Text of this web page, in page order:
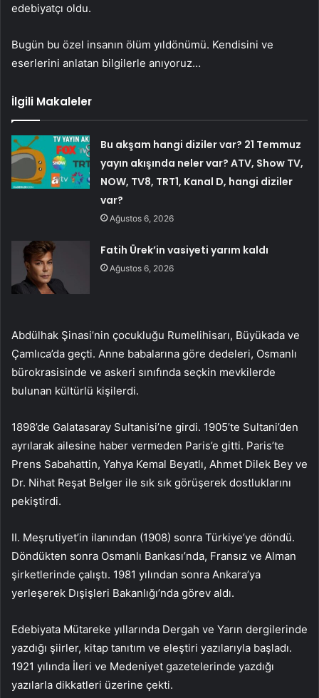
edebiyatçı oldu.
Bugün bu özel insanın ölüm yıldönümü. Kendisini ve
eserlerini anlatan bilgilerle anıyoruz…
İlgili Makaleler
Bu akşam hangi diziler var? 21 Temmuz
yayın akışında neler var? ATV, Show TV,
NOW, TV8, TRT1, Kanal D, hangi diziler
var?
Ağustos 6, 2026
Fatih Ürek’in vasiyeti yarım kaldı
Ağustos 6, 2026
Abdülhak Şinasi’nin çocukluğu Rumelihisarı, Büyükada ve
Çamlıca’da geçti. Anne babalarına göre dedeleri, Osmanlı
bürokrasisinde ve askeri sınıfında seçkin mevkilerde
bulunan kültürlü kişilerdi.
1898’de Galatasaray Sultanisi’ne girdi. 1905’te Sultani’den
ayrılarak ailesine haber vermeden Paris’e gitti. Paris’te
Prens Sabahattin, Yahya Kemal Beyatlı, Ahmet Dilek Bey ve
Dr. Nihat Reşat Belger ile sık sık görüşerek dostluklarını
pekiştirdi.
II. Meşrutiyet’in ilanından (1908) sonra Türkiye’ye döndü.
Döndükten sonra Osmanlı Bankası’nda, Fransız ve Alman
şirketlerinde çalıştı. 1981 yılından sonra Ankara’ya
yerleşerek Dışişleri Bakanlığı’nda görev aldı.
Edebiyata Mütareke yıllarında Dergah ve Yarın dergilerinde
yazdığı şiirler, kitap tanıtım ve eleştiri yazılarıyla başladı.
1921 yılında İleri ve Medeniyet gazetelerinde yazdığı
yazılarla dikkatleri üzerine çekti.